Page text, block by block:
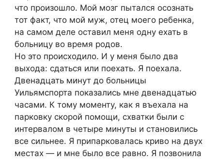
что произошло. Мой мозг пытался осознать
тот факт, что мой муж, отец моего ребенка,
на самом деле оставил меня одну ехать в
больницу во время родов.
Но это происходило. И у меня было два
выхода: сдаться или поехать. Я поехала.
Двенадцать минут до больницы
Уильямспорта показались мне двенадцатью
часами. К тому моменту, как я въехала на
парковку скорой помощи, схватки были с
интервалом в четыре минуты и становились
все сильнее. Я припарковалась криво на двух
местах — и мне было все равно. Я позвонила